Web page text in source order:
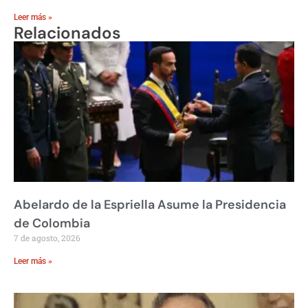
Leer más »
Relacionados
Abelardo de la Espriella Asume la Presidencia
de Colombia
7 de agosto, 2026
Leer más »